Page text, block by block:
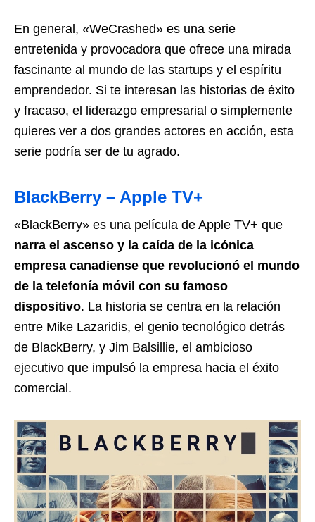
En general, «WeCrashed» es una serie
entretenida y provocadora que ofrece una mirada
fascinante al mundo de las startups y el espíritu
emprendedor. Si te interesan las historias de éxito
y fracaso, el liderazgo empresarial o simplemente
quieres ver a dos grandes actores en acción, esta
serie podría ser de tu agrado.
BlackBerry – Apple TV+
«BlackBerry» es una película de Apple TV+ que
narra el ascenso y la caída de la icónica
empresa canadiense que revolucionó el mundo
de la telefonía móvil con su famoso
dispositivo. La historia se centra en la relación
entre Mike Lazaridis, el genio tecnológico detrás
de BlackBerry, y Jim Balsillie, el ambicioso
ejecutivo que impulsó la empresa hacia el éxito
comercial.